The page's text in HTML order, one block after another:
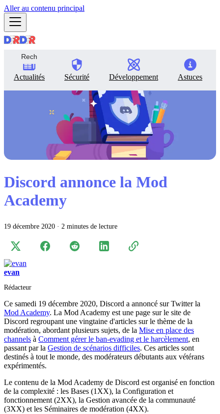
Aller au contenu principal
Actualités Sécurité Développement Astuces
Discord annonce la Mod
Academy
19 décembre 2020 · 2 minutes de lecture
evan
Rédacteur
Ce samedi 19 décembre 2020, Discord a annoncé sur Twitter la
Mod Academy. La Mod Academy est une page sur le site de
Discord regroupant une vingtaine d'articles sur le thème de la
modération, abordant plusieurs sujets, de la Mise en place des
channels à Comment gérer le ban-evading et le harcèlement, en
passant par la Gestion de scénarios difficiles. Ces articles sont
destinés à tout le monde, des modérateurs débutants aux vétérans
expérimentés.
Le contenu de la Mod Academy de Discord est organisé en fonction
de la complexité : les Bases (1XX), la Configuration et
fonctionnement (2XX), la Gestion avancée de la communauté
(3XX) et les Séminaires de modération (4XX).